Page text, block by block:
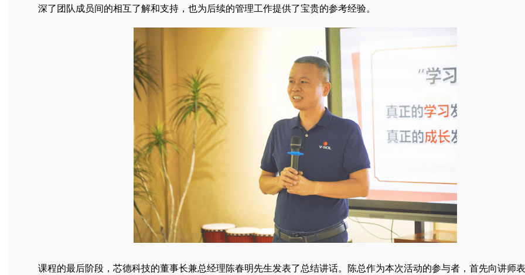
深了团队成员间的相互了解和支持，也为后续的管理工作提供了宝贵的参考经验。
课程的最后阶段，芯德科技的董事长兼总经理陈春明先生发表了总结讲话。陈总作为本次活动的参与者，首先向讲师